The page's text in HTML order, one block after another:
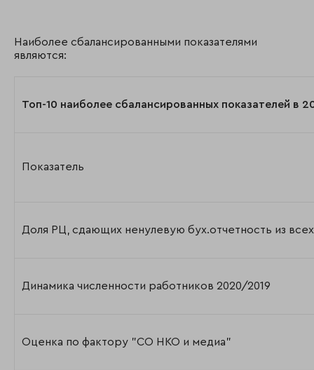
Наиболее сбалансированными показателями
являются:
Топ-10 наиболее сбалансированных показателей в
Показатель
Доля РЦ, сдающих ненулевую бух.отчетность из
Динамика численности работников 2020/2019
Оценка по фактору "СО НКО и медиа"